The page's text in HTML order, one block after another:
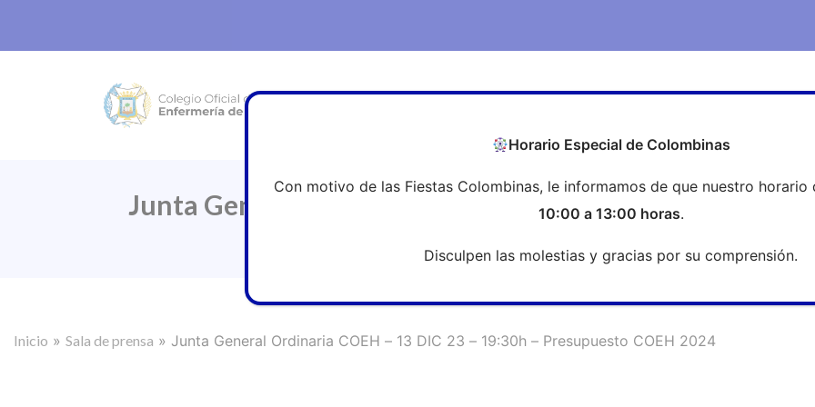
Junta General Ordinaria COEH – 13 DIC 23 – 19:30h –
Inicio » Sala de prensa » Junta General Ordinaria COEH – 13 DIC 23 – 19:30h – Presupuesto COEH 2024
Horario Especial de Colombinas
Con motivo de las Fiestas Colombinas, le informamos de que nuestro horario
10:00 a 13:00 horas.
Disculpen las molestias y gracias por su comprensión.